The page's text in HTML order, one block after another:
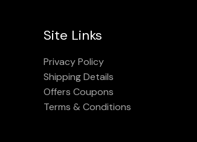
Site Links
Privacy Policy
Shipping Details
Offers Coupons
Terms & Conditions